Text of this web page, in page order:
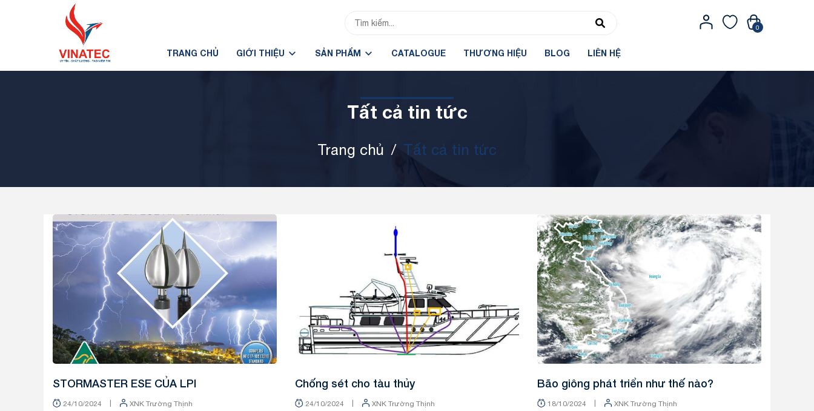
0
TRANG CHỦ GIỚI THIỆU SẢN PHẨM CATALOGUE THƯƠNG HIỆU BLOG LIÊN HỆ
Tất cả tin tức
Trang chủ / Tất cả tin tức
Tin tức
STORMASTER ESE CỦA LPI
24/10/2024 | XNK Trường Thịnh
Chống sét cho tàu thủy
24/10/2024 | XNK Trường Thịnh
Tin tức
Bão giông phát triển như thế nào?
18/10/2024 | XNK Trường Thịnh